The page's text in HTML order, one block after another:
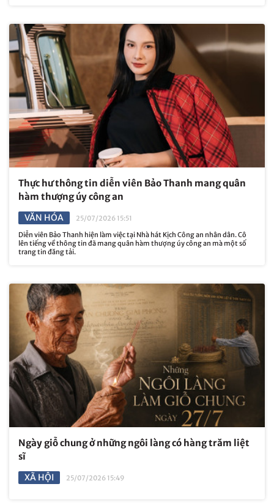
Thực hư thông tin diễn viên Bảo Thanh mang quân
hàm thượng úy công an
VĂN HÓA
25/07/2026 15:51
Diễn viên Bảo Thanh hiện làm việc tại Nhà hát Kịch Công an nhân dân. Cô
lên tiếng về thông tin đã mang quân hàm thượng úy công an mà một số
trang tin đăng tải.
Ngày giỗ chung ở những ngôi làng có hàng trăm liệt
sĩ
XÃ HỘI 25/07/2026 15:49